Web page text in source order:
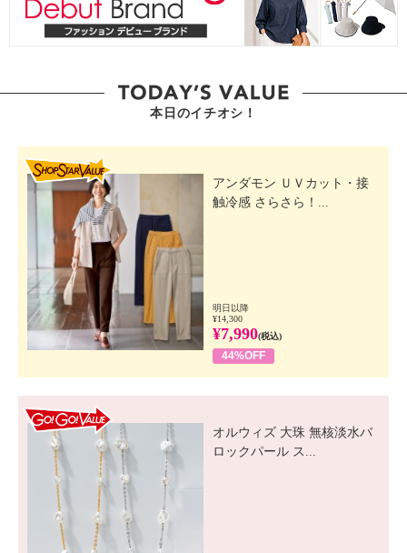
本日のイチオシ！
アンダモン ＵＶカット・接
触冷感 さらさら！...
明日以降
¥14,300
¥7,990(税込)
44%OFF
オルウィズ 大珠 無核淡水バ
ロックパール ス...